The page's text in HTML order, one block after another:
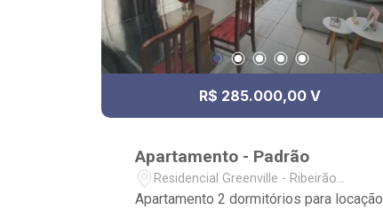
R$ 285.000,00 V
Apartamento - Padrão
Residencial Greenville - Ribeirão
Preto/SP
Apartamento 2 dormitórios para locação